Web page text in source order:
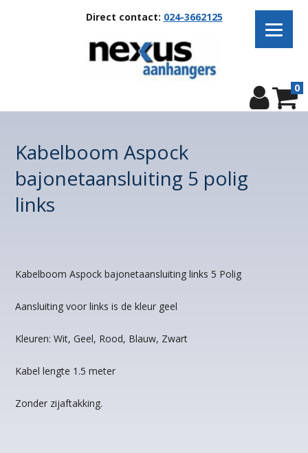
Direct contact: 024-3662125
0
Kabelboom Aspock
bajonetaansluiting 5 polig
links
Kabelboom Aspock bajonetaansluiting links 5 Polig
Aansluiting voor links is de kleur geel
Kleuren: Wit, Geel, Rood, Blauw, Zwart
Kabel lengte 1.5 meter
Zonder zijaftakking.